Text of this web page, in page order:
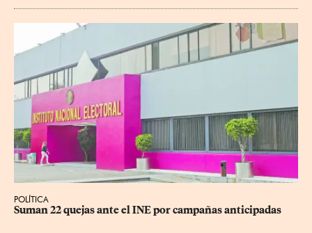
POLÍTICA
Suman 22 quejas ante el INE por campañas anticipadas